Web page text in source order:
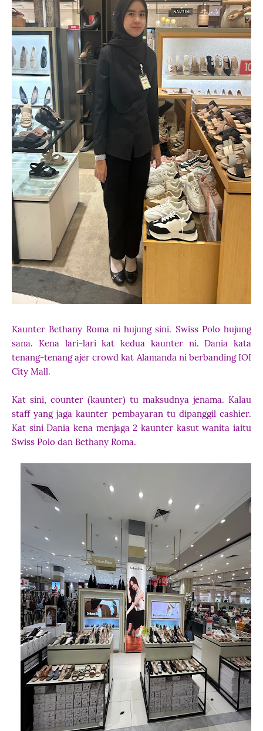
Kaunter Bethany Roma ni hujung sini. Swiss Polo hujung
sana. Kena lari-lari kat kedua kaunter ni. Dania kata
tenang-tenang ajer crowd kat Alamanda ni berbanding IOI
City Mall.
Kat sini, counter (kaunter) tu maksudnya jenama. Kalau
staff yang jaga kaunter pembayaran tu dipanggil cashier.
Kat sini Dania kena menjaga 2 kaunter kasut wanita iaitu
Swiss Polo dan Bethany Roma.